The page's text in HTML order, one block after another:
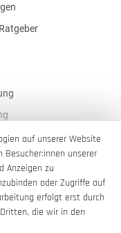
auf unserer Website
Besucher:innen unserer
Anzeigen zu
oder Zugriffe auf
erfolgt erst durch
die wir in den